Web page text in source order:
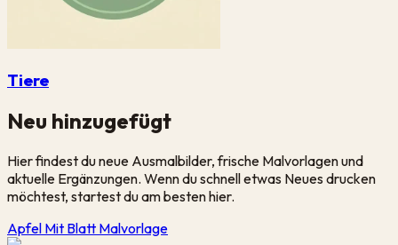
Tiere
Neu hinzugefügt
Hier findest du neue Ausmalbilder, frische Malvorlagen und
aktuelle Ergänzungen. Wenn du schnell etwas Neues drucken
möchtest, startest du am besten hier.
Apfel Mit Blatt Malvorlage